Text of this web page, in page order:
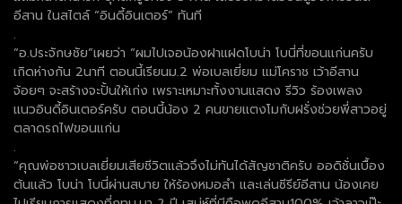
อีสาน ในสไตล์ “อินดี้อินเตอร์” ทันที
.
“อ.ประจักษชัย”เผยว่า “ผมไปเจอน้องฝาแฝดโบน่า โบนี่ที่ขอนแก่นครับ
เกิดห่างกัน 2นาที ตอนนี้เรียนม.2 พ่อเบลเยี่ยม แม่โคราช เว้าอีสาน
จ้อยๆ จะสร้างจะปั้นให้เก่ง เพราะเหมาะทั้งงานแสดง รีวิว ร้องเพลง
แนวอินดี้อินเตอร์ครับ ตอนนี้น้อง 2 คนขายแตงโมกับฝรั่งช่วยพี่สาวอยู่
ตลาดรถไฟขอนแก่น
.
“คุณพ่อชาวเบลเยี่ยมเสียชีวิตเเล้วจึงไม่ทันได้สัญชาติครับ ออดิชั่นเบื้อง
ต้นแล้ว โบน่า โบนี่ผ่านสบาย ให้ร้องหมอลำ และเล่นซีรีย์อีสาน น้องเคย